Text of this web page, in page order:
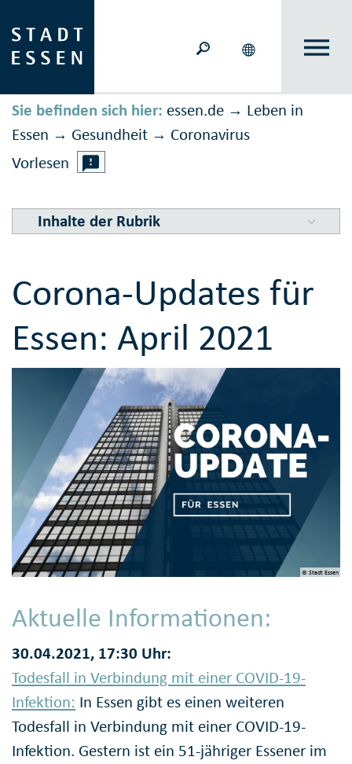
Sie befinden sich hier: essen.de → Leben in
Essen → Gesundheit → Corona­virus
Vorlesen
Inhalte der Rubrik
Corona-Updates für
Essen: April 2021
© Stadt Essen
Aktuelle Informationen:
30.04.2021, 17:30 Uhr:
Todesfall in Verbindung mit einer COVID-19-
Infektion: In Essen gibt es einen weiteren
Todesfall in Verbindung mit einer COVID-19-
Infektion. Gestern ist ein 51-jähriger Essener im